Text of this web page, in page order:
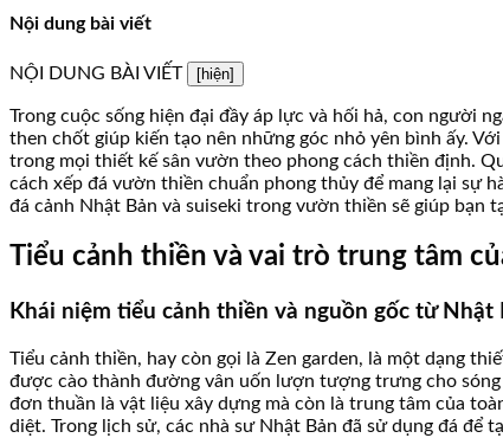
Nội dung bài viết
NỘI DUNG BÀI VIẾT [hiện]
Trong cuộc sống hiện đại đầy áp lực và hối hả, con người
then chốt giúp kiến tạo nên những góc nhỏ yên bình ấy.
trong mọi thiết kế sân vườn theo phong cách thiền định.
cách xếp đá vườn thiền chuẩn phong thủy để mang lại sự
đá cảnh Nhật Bản và suiseki trong vườn thiền sẽ giúp
Tiểu cảnh thiền và vai trò trung tâm
Khái niệm tiểu cảnh thiền và nguồn gốc từ Nhật
Tiểu cảnh thiền, hay còn gọi là Zen garden, là một dạng
được cào thành đường vân uốn lượn tượng trưng cho
đơn thuần là vật liệu xây dựng mà còn là trung tâm của
diệt. Trong lịch sử, các nhà sư Nhật Bản đã sử dụng đá